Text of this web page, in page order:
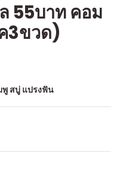
55บาท คอม
3ขวด)
สบู่ แปรงฟัน